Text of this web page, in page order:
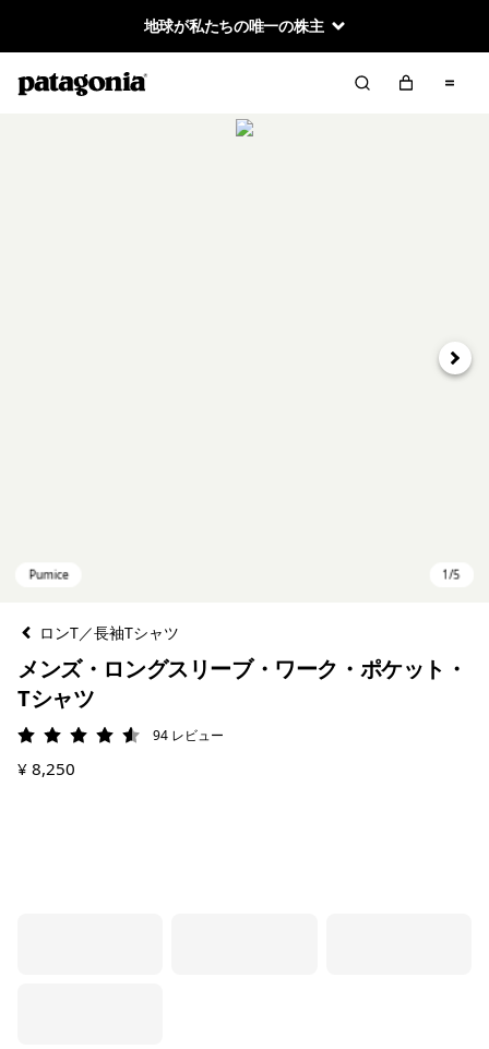
地球が私たちの唯一の株主
次へ
ロンT／長袖Tシャツ
メンズ・ロングスリーブ・ワーク・ポケット・
Tシャツ
評価: 4.6 / 5
94 レビュー
¥ 8,250